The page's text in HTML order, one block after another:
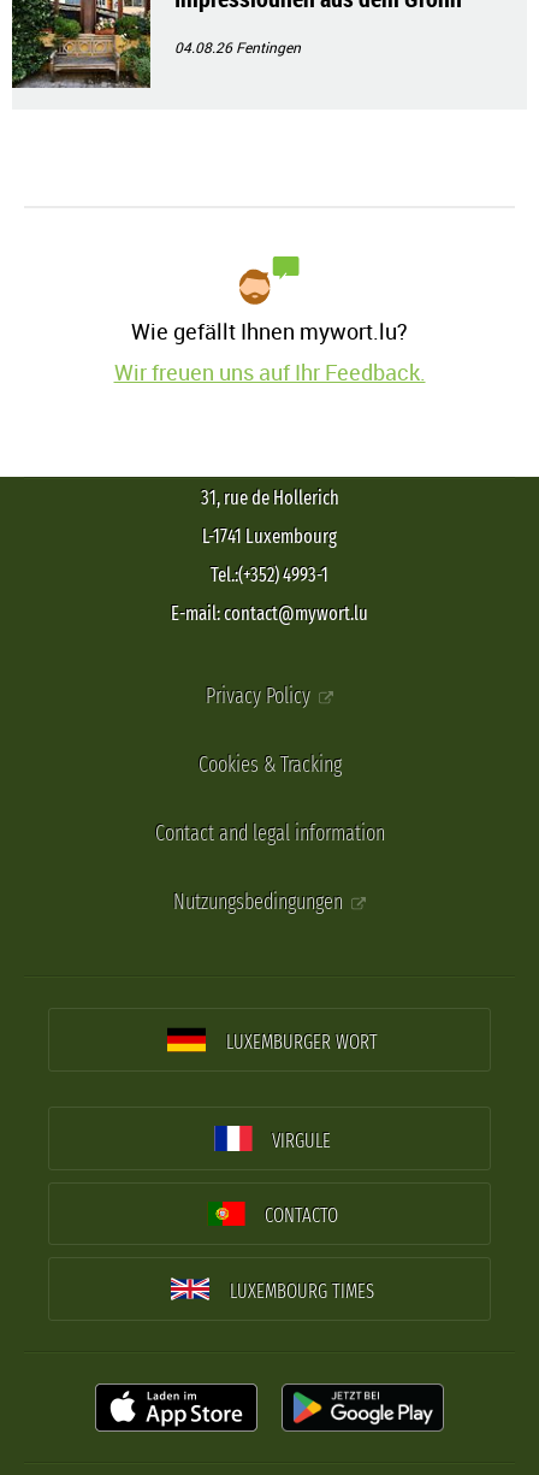
04.08.26Fentingen
Wie gefällt Ihnen mywort.lu?
Wir freuen uns auf Ihr Feedback.
31, rue de Hollerich
L-1741 Luxembourg
Tel.:(+352) 4993-1
E-mail: contact@mywort.lu
Privacy Policy
Cookies & Tracking
Contact and legal information
Nutzungsbedingungen
LUXEMBURGER WORT
VIRGULE
CONTACTO
LUXEMBOURG TIMES